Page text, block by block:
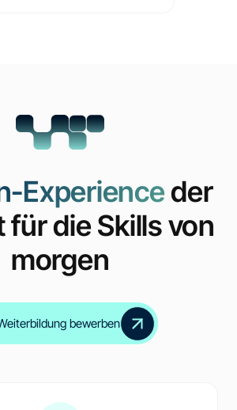
Experienceder
die Skills von
morgen
bewerben